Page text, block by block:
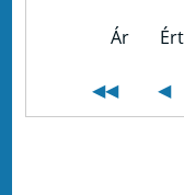
Ár
◀◀ ◀